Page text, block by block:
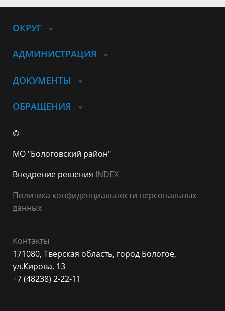
ОКРУГ
АДМИНИСТРАЦИЯ
ДОКУМЕНТЫ
ОБРАЩЕНИЯ
©
МО "Бологовский район"
Внедрение решения INDEX
Политика конфиденциальности персональных
данных
Контакты
171080, Тверская область, город Бологое,
ул.Кирова, 13
+7 (48238) 2-22-11